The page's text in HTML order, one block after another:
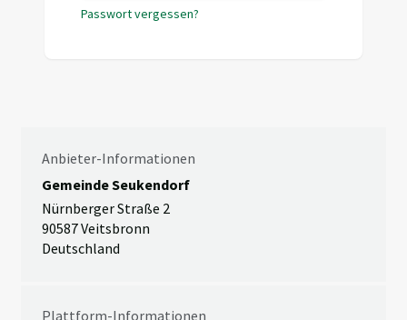
Passwort vergessen?
Anbieter-Informationen
Gemeinde Seukendorf
Nürnberger Straße 2
90587 Veitsbronn
Deutschland
Plattform-Informationen